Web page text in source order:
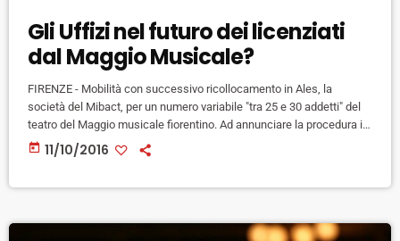
Gli Uffizi nel futuro dei licenziati
dal Maggio Musicale?
FIRENZE - Mobilità con successivo ricollocamento in Ales, la
società del Mibact, per un numero variabile "tra 25 e 30 addetti" del
teatro del Maggio musicale fiorentino. Ad annunciare la procedura il
sovrintendente dell'ente Francesco Bianchi, a seguito delle sentenze
che, dopo la pronuncia della Consulta sulla stabilizzazione dei
today 11/10/2016